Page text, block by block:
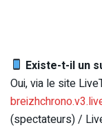
Existe-t-il un
Oui, via le site
(spectateurs) /